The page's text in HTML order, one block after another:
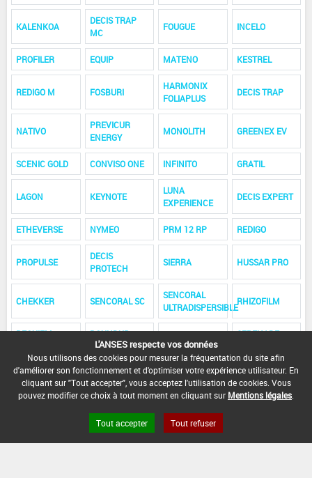
KALENKOA
DECIS TRAP
MC
FOUGUE INCELO
PROFILER EQUIP MATENO KESTREL
REDIGO M FOSBURI
HARMONIX
FOLIAPLUS
DECIS TRAP
NATIVO
PREVICUR
ENERGY
MONOLITH GREENEX EV
SCENIC GOLD CONVISO ONE INFINITO GRATIL
LAGON KEYNOTE
LUNA
EXPERIENCE
DECIS EXPERT
ETHEVERSE NYMEO PRM 12 RP REDIGO
PROPULSE
DECIS
PROTECH
SIERRA HUSSAR PRO
CHEKKER SENCORAL SC
SENCORAL
ULTRADISPERSIBLE
RHIZOFILM
REQUIEM
ROUNDUP
DYNAMIC
SAROUAL
SERENADE
FANDANGO S SIMOUN SONATA AVIATOR XPRO
CONSIST THORE TRAMAT F TELDOR
VELUM PRIME
VARIANO
L'ANSES respecte vos données
Nous utilisons des cookies pour mesurer la fréquentation du site afin
d'améliorer son fonctionnement et d'optimiser votre expérience utilisateur. En
cliquant sur "Tout accepter", vous acceptez l'utilisation de cookies. Vous
pouvez modifier ce choix à tout moment en cliquant sur Mentions légales
Tout accepter Tout refuser